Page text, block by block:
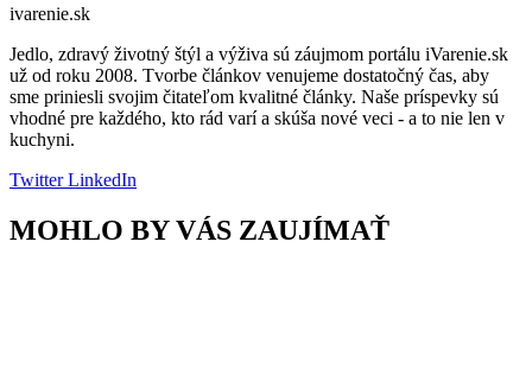
ivarenie.sk
Jedlo, zdravý životný štýl a výživa sú záujmom portálu iVarenie.sk
už od roku 2008. Tvorbe článkov venujeme dostatočný čas, aby
sme priniesli svojim čitateľom kvalitné články. Naše príspevky sú
vhodné pre každého, kto rád varí a skúša nové veci - a to nie len v
kuchyni.
TwitterLinkedIn
MOHLO BY VÁS ZAUJÍMAŤ